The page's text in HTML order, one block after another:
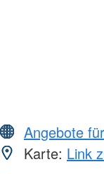
Angebote
Karte: Link